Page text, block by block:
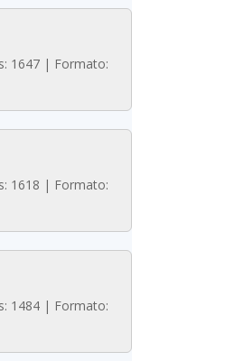
1647 | Formato:
1618 | Formato:
1484 | Formato: